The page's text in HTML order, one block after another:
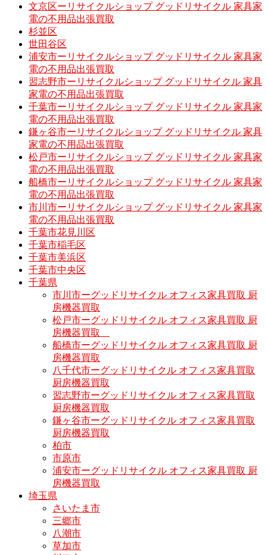
文京区ーリサイクルショップ グッドリサイクル 家具家
電の不用品出張買取
杉並区
世田谷区
浦安市ーリサイクルショップ グッドリサイクル 家具家
電の不用品出張買取
習志野市ーリサイクルショップ グッドリサイクル 家具
家電の不用品出張買取
千葉市ーリサイクルショップ グッドリサイクル 家具家
電の不用品出張買取
鎌ヶ谷市ーリサイクルショップ グッドリサイクル 家具
家電の不用品出張買取
松戸市ーリサイクルショップ グッドリサイクル 家具家
電の不用品出張買取
船橋市ーリサイクルショップ グッドリサイクル 家具家
電の不用品出張買取
市川市ーリサイクルショップ グッドリサイクル 家具家
電の不用品出張買取
千葉市花見川区
千葉市稲毛区
千葉市美浜区
千葉市中央区
千葉県
市川市ーグッドリサイクル オフィス家具買取 厨
房機器買取
松戸市ーグッドリサイクル オフィス家具買取 厨
房機器買取
船橋市ーグッドリサイクル オフィス家具買取 厨
房機器買取
八千代市ーグッドリサイクル オフィス家具買取
厨房機器買取
習志野市ーグッドリサイクル オフィス家具買取
厨房機器買取
鎌ヶ谷市ーグッドリサイクル オフィス家具買取
厨房機器買取
柏市
市原市
浦安市ーグッドリサイクル オフィス家具買取 厨
房機器買取
埼玉県
さいたま市
三郷市
八潮市
草加市